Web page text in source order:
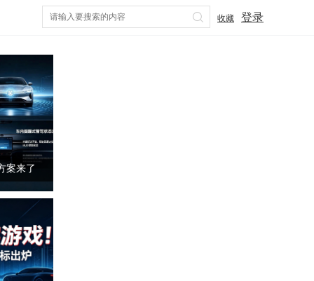
收藏 登录
案来了